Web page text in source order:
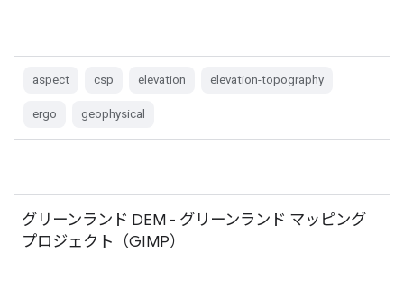
aspect csp elevation elevation-topography
ergo geophysical
グリーンランド DEM - グリーンランド マッピング
プロジェクト（GIMP）